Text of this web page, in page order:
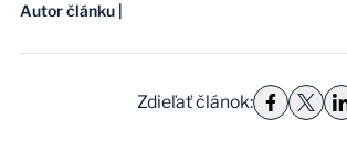
Autor článku|
Zdieľať článok: